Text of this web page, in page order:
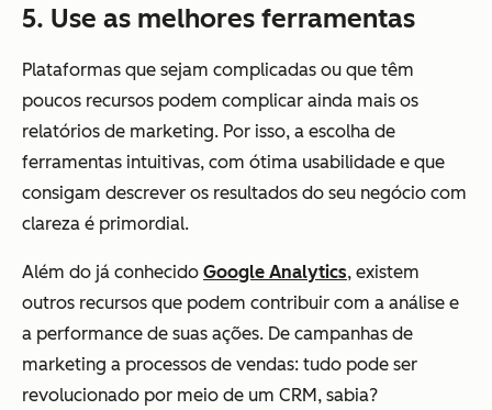
5. Use as melhores ferramentas
Plataformas que sejam complicadas ou que têm
poucos recursos podem complicar ainda mais os
relatórios de marketing. Por isso, a escolha de
ferramentas intuitivas, com ótima usabilidade e que
consigam descrever os resultados do seu negócio com
clareza é primordial.
Além do já conhecido Google Analytics, existem
outros recursos que podem contribuir com a análise e
a performance de suas ações. De campanhas de
marketing a processos de vendas: tudo pode ser
revolucionado por meio de um CRM, sabia?